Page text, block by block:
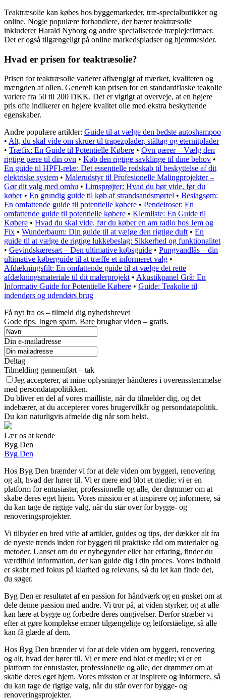
Teaktræsolie kan købes hos byggemarkeder, træ-specialbutikker og
online. Nogle populære forhandlere, der bærer teaktræsolie
inkluderer Harald Nyborg og andre specialiserede træplejefirmaer.
Det er også tilgængeligt på online markedspladser og hjemmesider.
Hvad er prisen for teaktræsolie?
Prisen for teaktræsolie varierer afhængigt af mærket, kvaliteten og
mængden af olien. Generelt kan prisen for en standardflaske teakolie
variere fra 50 til 200 DKK. Det er vigtigt at overveje, at en højere
pris ofte indikerer en højere kvalitet olie med ekstra beskyttende
egenskaber.
Andre populære artikler: Guide til at vælge den bedste autoshampoo
• Alt, du skal vide om skruer til trapezplader, ståltag og eternitplader
• Træfix: En Guide til Potentielle Købere • Ovn pærer – Vælg den
rigtige pære til din ovn • Køb den rigtige savklinge til dine behov •
En guide til HPFI-relæ: Det essentielle redskab til beskyttelse af dit
elektriske system • Malerudstyr til Profesionelle Malingprojekter –
Gør dit valg med omhu • Limsprøjter: Hvad du bør vide, før du
køber• En grundig guide til køb af strandsandsmørtel • Beslagsøm:
En omfattende guide til potentielle købere • Pendelroset: En
omfattende guide til potentielle købere • Klemliste: En Guide til
Købere • Hvad du skal vide, før du køber en am radio hos Jem og
Fix • Wunderbaum: Din guide til at vælge den rigtige duft • En
guide til at vælge de rigtige lukkebeslag: Sikkerhed og funktionalitet
• Gevindskæresæt – Den ultimative købsguide • Pungvandlås – din
ultimative køberguide til at træffe et informeret valg •
Afdækningsfilt: En omfattende guide til at vælge det rette
afdækningsmateriale til dit malerprojekt • Akustikpanel Grå: En
Informativ Guide for Potentielle Købere • Guide: Teakolie til
indendørs og udendørs brug
Få nyt fra os – tilmeld dig nyhedsbrevet
Gode tips. Ingen spam. Bare brugbar viden – gratis.
Din e-mailadresse
Deltag
Tilmelding gennemført – tak
Jeg accepterer, at mine oplysninger håndteres i overensstemmelse
med persondatapolitikken.
Du bliver en del af vores mailliste, når du tilmelder dig, og det
indebærer, at du accepterer vores brugervilkår og persondatapolitik.
Du kan naturligvis afmelde dig når som helst.
Lær os at kende
Byg Den
Byg Den
Hos Byg Den brænder vi for at dele viden om byggeri, renovering
og alt, hvad der hører til. Vi er mere end blot et medie; vi er en
platform for entusiaster, professionelle og alle, der drømmer om at
skabe deres eget hjem. Vores mission er at inspirere og informere, så
du kan tage de rigtige valg, når du står over for bygge- og
renoveringsprojekter.
Vi tilbyder en bred vifte af artikler, guides og tips, der dækker alt fra
de nyeste trends inden for byggeri til praktiske råd om materialer og
metoder. Uanset om du er nybegynder eller har erfaring, finder du
værdifuld information, der kan guide dig i din proces. Vores indhold
er skabt med fokus på klarhed og relevans, så du let kan finde det,
du søger.
Byg Den er resultatet af en passion for håndværk og en ønsket om at
dele denne passion med andre. Vi tror på, at viden styrker, og at alle
kan lære at bygge og forbedre deres omgivelser. Derfor stræber vi
efter at gøre komplekse emner tilgængelige og letforståelige, så alle
kan få glæde af dem.
Hos Byg Den brænder vi for at dele viden om byggeri, renovering
og alt, hvad der hører til. Vi er mere end blot et medie; vi er en
platform for entusiaster, professionelle og alle, der drømmer om at
skabe deres eget hjem. Vores mission er at inspirere og informere, så
du kan tage de rigtige valg, når du står over for bygge- og
renoveringsprojekter.